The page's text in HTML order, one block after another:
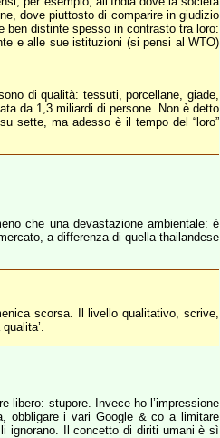
dove piuttosto di comparire in giudizio
ben distinte spesso in contrasto tra loro:
e alle sue istituzioni (si pensi al WTO)
di qualità: tessuti, porcellane, giade,
da 1,3 miliardi di persone. Non è detto
sette, ma adesso è il tempo del “loro”
che una devastazione ambientale: è
a differenza di quella thailandese
scorsa. Il livello qualitativo, scrive,
libero: stupore. Invece ho l’impressione
obbligare i vari Google & co a limitare
ignorano. Il concetto di diriti umani è sì